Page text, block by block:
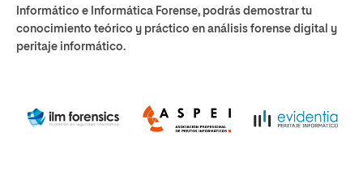
Informático e Informática Forense, podrás demostrar tu
conocimiento teórico y práctico en análisis forense digital y
peritaje informático.